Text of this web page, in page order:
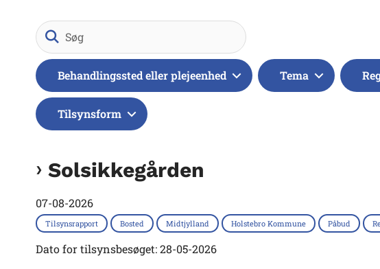
Behandlingssted eller plejeenhed Tema
Tilsynsform
Solsikkegården
07-08-2026
Tilsynsrapport Bosted Midtjylland Holstebro Kommune Påbud
Dato for tilsynsbesøget: 28-05-2026